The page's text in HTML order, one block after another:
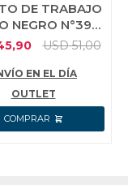
DE TRABAJO
NEGRO N°39
SSH03SB.39
USD 51,00
EN EL DÍA
OUTLET